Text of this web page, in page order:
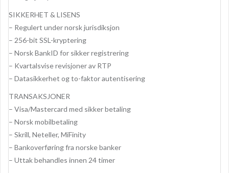
SIKKERHET & LISENS
– Regulert under norsk jurisdiksjon
– 256-bit SSL-kryptering
– Norsk BankID for sikker registrering
– Kvartalsvise revisjoner av RTP
– Datasikkerhet og to-faktor autentisering
TRANSAKSJONER
– Visa/Mastercard med sikker betaling
– Norsk mobilbetaling
– Skrill, Neteller, MiFinity
– Bankoverføring fra norske banker
– Uttak behandles innen 24 timer